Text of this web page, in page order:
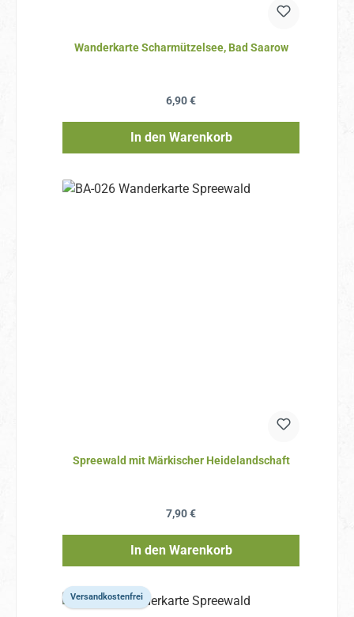
Wanderkarte Scharmützelsee, Bad Saarow
Regulärer Preis:
6,90 €
In den Warenkorb
Spreewald mit Märkischer Heidelandschaft
Regulärer Preis:
7,90 €
In den Warenkorb
Versandkostenfrei